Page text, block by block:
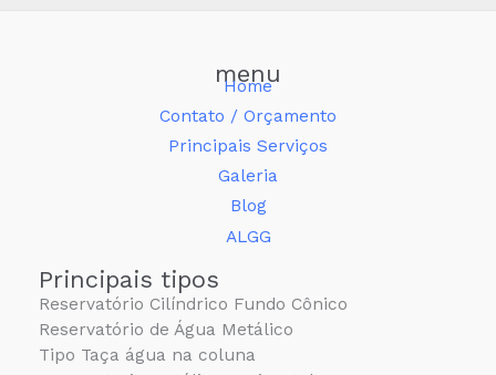
menu
Home
Contato / Orçamento
Principais Serviços
Galeria
Blog
ALGG
Principais tipos
Reservatório Cilíndrico Fundo Cônico
Reservatório de Água Metálico
Tipo Taça água na coluna